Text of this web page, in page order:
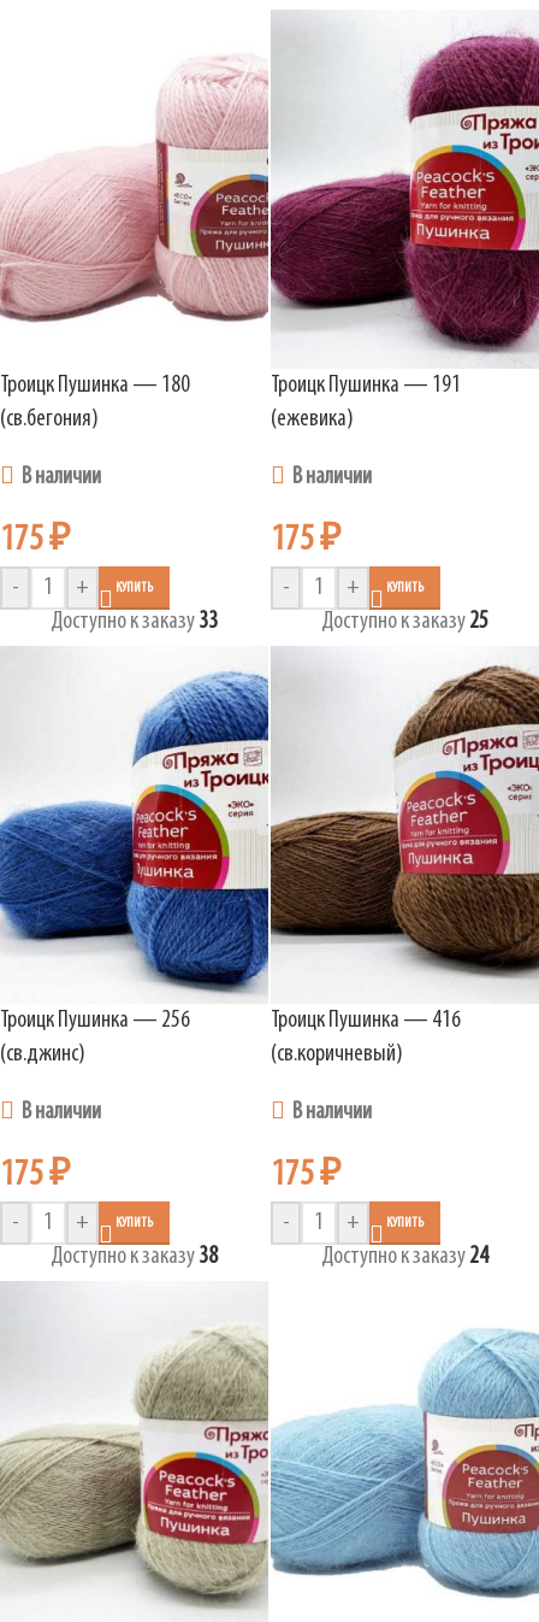
Троицк Пушинка — 180
(св.бегония)
В наличии
175₽
- + КУПИТЬ
Доступно к заказу 33
Троицк Пушинка — 191
(ежевика)
В наличии
175₽
- + КУПИТЬ
Доступно к заказу 25
Троицк Пушинка — 256
(св.джинс)
В наличии
175₽
- + КУПИТЬ
Доступно к заказу 38
Троицк Пушинка — 416
(св.коричневый)
В наличии
175₽
- + КУПИТЬ
Доступно к заказу 24